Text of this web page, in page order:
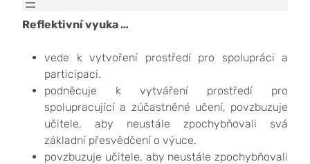
Reflektivní vyuka …
vede k vytvoření prostředí pro spolupráci a
participaci.
podněcuje k vytváření prostředí pro
spolupracující a zúčastněné učení, povzbuzuje
učitele, aby neustále zpochybňovali svá
základní přesvědčení o výuce.
povzbuzuje učitele, aby neustále zpochybňovali